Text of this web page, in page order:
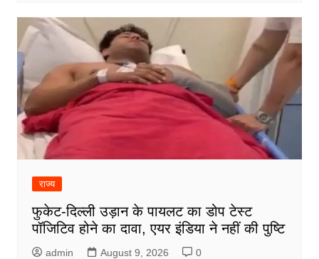
राज्य
फुकेट-दिल्ली उड़ान के पायलट का डोप टेस्ट
पॉजिटिव होने का दावा, एयर इंडिया ने नहीं की पुष्टि
admin August 9, 2026 0